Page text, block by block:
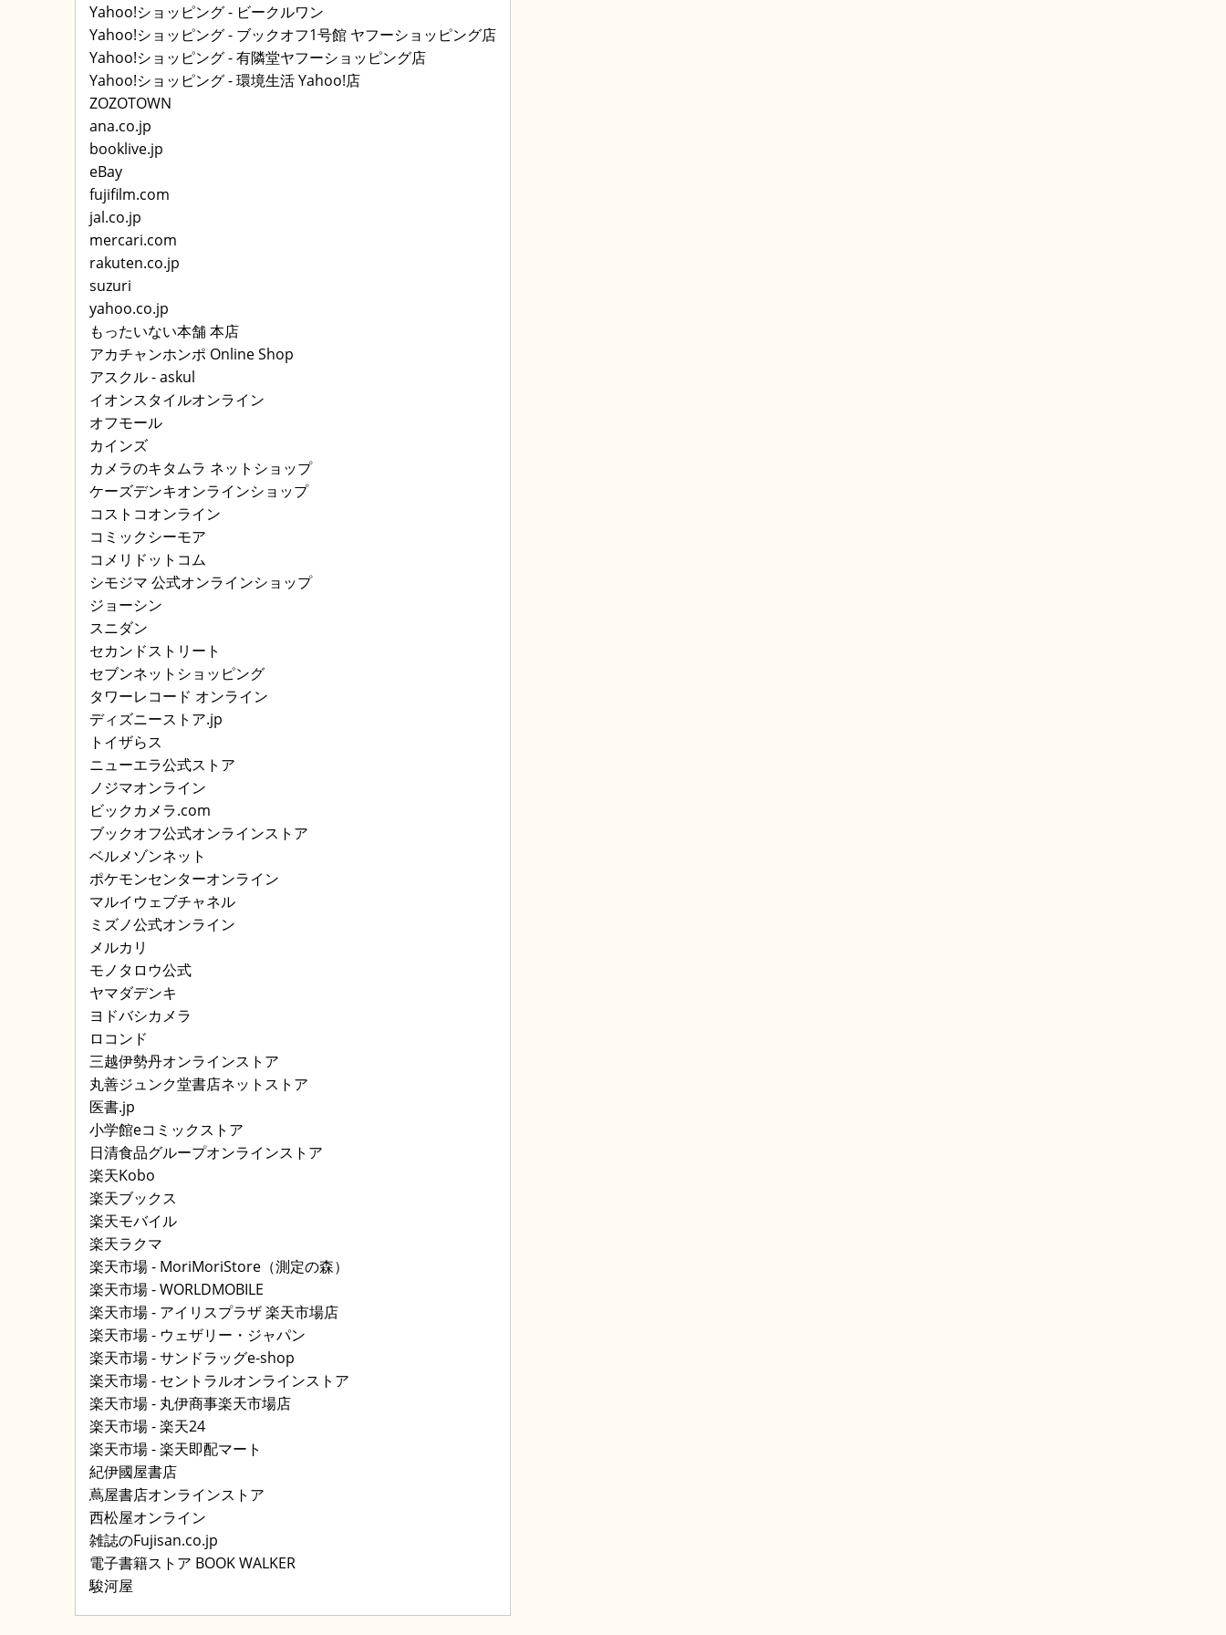
Yahoo!ショッピング - ビークルワン
Yahoo!ショッピング - ブックオフ1号館 ヤフーショッピング店
Yahoo!ショッピング - 有隣堂ヤフーショッピング店
Yahoo!ショッピング - 環境生活 Yahoo!店
ZOZOTOWN
ana.co.jp
booklive.jp
eBay
fujifilm.com
jal.co.jp
mercari.com
rakuten.co.jp
suzuri
yahoo.co.jp
もったいない本舗 本店
アカチャンホンポ Online Shop
アスクル - askul
イオンスタイルオンライン
オフモール
カインズ
カメラのキタムラ ネットショップ
ケーズデンキオンラインショップ
コストコオンライン
コミックシーモア
コメリドットコム
シモジマ 公式オンラインショップ
ジョーシン
スニダン
セカンドストリート
セブンネットショッピング
タワーレコード オンライン
ディズニーストア.jp
トイザらス
ニューエラ公式ストア
ノジマオンライン
ビックカメラ.com
ブックオフ公式オンラインストア
ベルメゾンネット
ポケモンセンターオンライン
マルイウェブチャネル
ミズノ公式オンライン
メルカリ
モノタロウ公式
ヤマダデンキ
ヨドバシカメラ
ロコンド
三越伊勢丹オンラインストア
丸善ジュンク堂書店ネットストア
医書.jp
小学館eコミックストア
日清食品グループオンラインストア
楽天Kobo
楽天ブックス
楽天モバイル
楽天ラクマ
楽天市場 - MoriMoriStore（測定の森）
楽天市場 - WORLDMOBILE
楽天市場 - アイリスプラザ 楽天市場店
楽天市場 - ウェザリー・ジャパン
楽天市場 - サンドラッグe-shop
楽天市場 - セントラルオンラインストア
楽天市場 - 丸伊商事楽天市場店
楽天市場 - 楽天24
楽天市場 - 楽天即配マート
紀伊國屋書店
蔦屋書店オンラインストア
西松屋オンライン
雑誌のFujisan.co.jp
電子書籍ストア BOOK WALKER
駿河屋